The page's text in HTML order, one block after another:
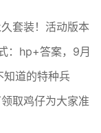
套装！活动版本
：hp+答案，9月
知道的特种兵
取鸡仔为大家准